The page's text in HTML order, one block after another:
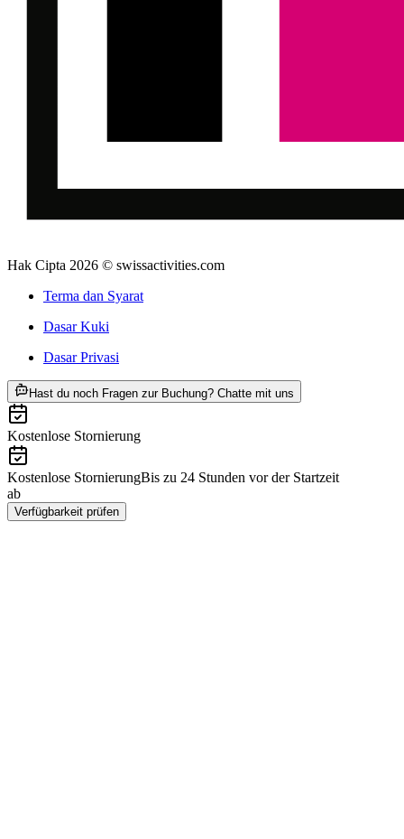
Hak Cipta 2026 © swissactivities.com
Terma dan Syarat
Dasar Kuki
Dasar Privasi
Hast du noch Fragen zur Buchung? Chatte mit uns
Kostenlose Stornierung
Kostenlose StornierungBis zu 24 Stunden vor der Startzeit
ab
Verfügbarkeit prüfen